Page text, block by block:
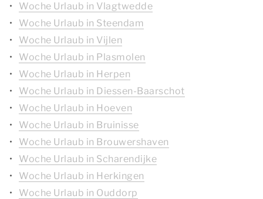
Woche Urlaub in Vlagtwedde
Woche Urlaub in Steendam
Woche Urlaub in Vijlen
Woche Urlaub in Plasmolen
Woche Urlaub in Herpen
Woche Urlaub in Diessen-Baarschot
Woche Urlaub in Hoeven
Woche Urlaub in Bruinisse
Woche Urlaub in Brouwershaven
Woche Urlaub in Scharendijke
Woche Urlaub in Herkingen
Woche Urlaub in Ouddorp